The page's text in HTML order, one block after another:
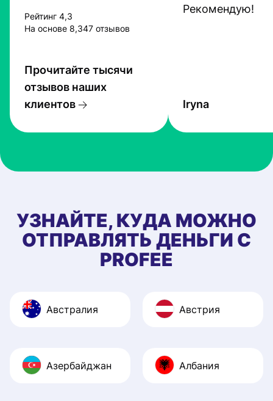
Рейтинг 4,3
На основе 8,347 отзывов
Прочитайте тысячи
отзывов наших
клиентов
Рекомендую!
Iryna
УЗНАЙТЕ, КУДА МОЖНО
ОТПРАВЛЯТЬ ДЕНЬГИ С
PROFEE
Австралия Австрия
Азербайджан Албания